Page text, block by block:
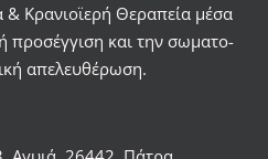
Κρανιοϊερή Θεραπεία μέσα
προσέγγιση και την σωματο-
απελευθέρωση.